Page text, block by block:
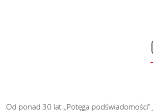
Od ponad 30 lat „Potęga